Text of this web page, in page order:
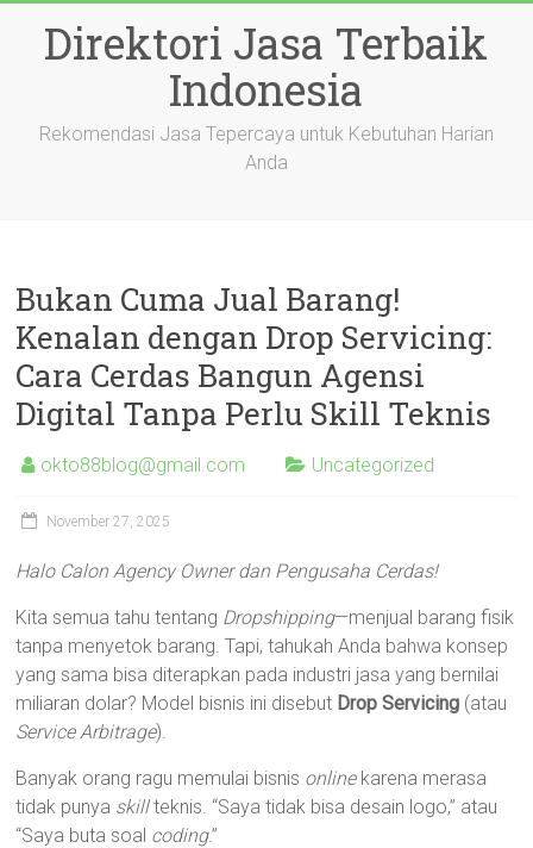
contentDirektori Jasa Terbaik
Indonesia
Rekomendasi Jasa Tepercaya untuk Kebutuhan Harian
Anda
Bukan Cuma Jual Barang!
Kenalan dengan Drop Servicing:
Cara Cerdas Bangun Agensi
Digital Tanpa Perlu Skill Teknis
okto88blog@gmail.com Uncategorized
November 27, 2025
Halo Calon Agency Owner dan Pengusaha Cerdas!
Kita semua tahu tentang Dropshipping—menjual barang fisik
tanpa menyetok barang. Tapi, tahukah Anda bahwa konsep
yang sama bisa diterapkan pada industri jasa yang bernilai
miliaran dolar? Model bisnis ini disebut Drop Servicing (atau
Service Arbitrage).
Banyak orang ragu memulai bisnis onlinekarena merasa
tidak punya skillteknis. “Saya tidak bisa desain logo,” atau
“Saya buta soal coding.”